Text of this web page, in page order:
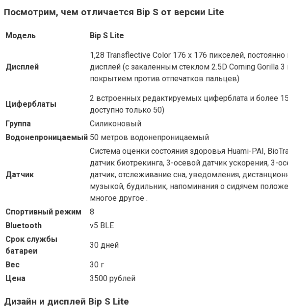
Посмотрим, чем отличается Bip S от версии Lite
Модель Bip S Lite
Дисплей
1,28 Transflective Color 176 x 176 пикселей,
дисплей (с закаленным стеклом 2.5D Corning Gorilla 3
покрытием против отпечатков пальцев)
Циферблаты
2 встроенных редактируемых циферблата и более
доступно только 50)
Группа
Силиконовый
Водонепроницаемый 50 метров водонепроницаемый
Датчик
Система оценки состояния здоровья Huami-PAI,
датчик биотрекинга, 3-осевой датчик ускорения, 3-
датчик, отслеживание сна, уведомления,
музыкой, будильник, напоминания о сидячем
многое другое .
Спортивный режим
8
Bluetooth
v5 BLE
Срок службы
батареи
30 дней
Вес 30 г
Цена
3500 рублей
Дизайн и дисплей Bip S Lite